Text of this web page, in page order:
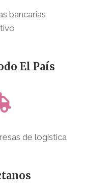
bancarias
El País
de logística